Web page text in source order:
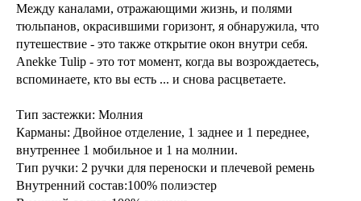
Между каналами, отражающими жизнь, и полями
тюльпанов, окрасившими горизонт, я обнаружила, что
путешествие - это также открытие окон внутри себя.
Anekke Tulip - это тот момент, когда вы возрождаетесь,
вспоминаете, кто вы есть ... и снова расцветаете.
Тип застежки: Молния
Карманы: Двойное отделение, 1 заднее и 1 переднее,
внутреннее 1 мобильное и 1 на молнии.
Тип ручки: 2 ручки для переноски и плечевой ремень
Внутренний состав:100% полиэстер